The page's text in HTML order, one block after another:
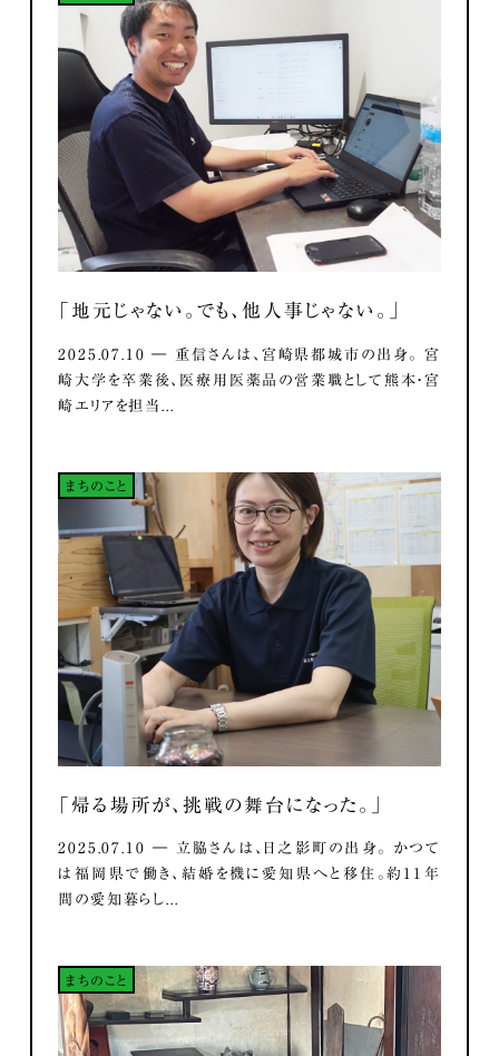
「地元じゃない。でも、他人事じゃない。」
2025.07.10 ― 重信さんは、宮崎県都城市の出身。 宮
崎大学を卒業後、医療用医薬品の営業職として熊本・宮
崎エリアを担当...
まちのこと
「帰る場所が、挑戦の舞台になった。」
2025.07.10 ― 立脇さんは、日之影町の出身。 かつて
は福岡県で働き、結婚を機に愛知県へと移住。約11年
間の愛知暮らし...
まちのこと